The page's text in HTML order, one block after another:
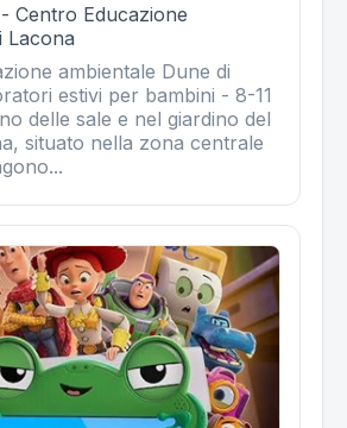
Centro Educazione
Lacona
ambientale Dune di
estivi per bambini - 8-11
delle sale e nel giardino del
situato nella zona centrale